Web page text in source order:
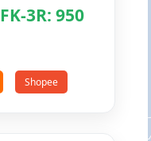
3R: 950
Shopee